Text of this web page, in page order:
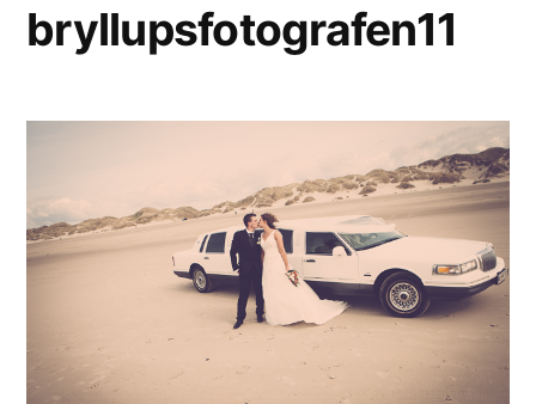
bryllupsfotografen11